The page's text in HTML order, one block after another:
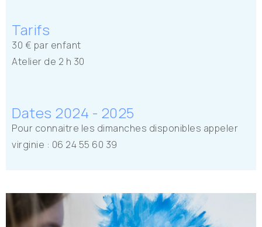
Tarifs
30 € par enfant
Atelier de 2 h 30
Dates 2024 - 2025
Pour connaitre les dimanches disponibles appeler
virginie : 06 24 55 60 39